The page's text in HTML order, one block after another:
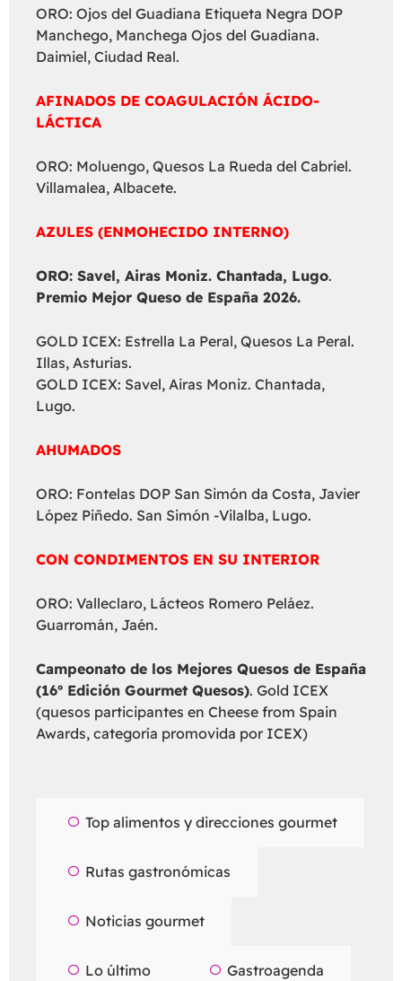
ORO: Ojos del Guadiana Etiqueta Negra DOP
Manchego, Manchega Ojos del Guadiana.
Daimiel, Ciudad Real.
AFINADOS DE COAGULACIÓN ÁCIDO-
LÁCTICA
ORO: Moluengo, Quesos La Rueda del Cabriel.
Villamalea, Albacete.
AZULES (ENMOHECIDO INTERNO)
ORO: Savel, Airas Moniz. Chantada, Lugo.
Premio Mejor Queso de España 2026.
GOLD ICEX: Estrella La Peral, Quesos La Peral.
Illas, Asturias.
GOLD ICEX: Savel, Airas Moniz. Chantada,
Lugo.
AHUMADOS
ORO: Fontelas DOP San Simón da Costa, Javier
López Piñedo. San Simón -Vilalba, Lugo.
CON CONDIMENTOS EN SU INTERIOR
ORO: Valleclaro, Lácteos Romero Peláez.
Guarromán, Jaén.
Campeonato de los Mejores Quesos de España
(16º Edición Gourmet Quesos). Gold ICEX
(quesos participantes en Cheese from Spain
Awards, categoría promovida por ICEX)
Top alimentos y direcciones gourmet
Rutas gastronómicas
Noticias gourmet
Lo último Gastroagenda